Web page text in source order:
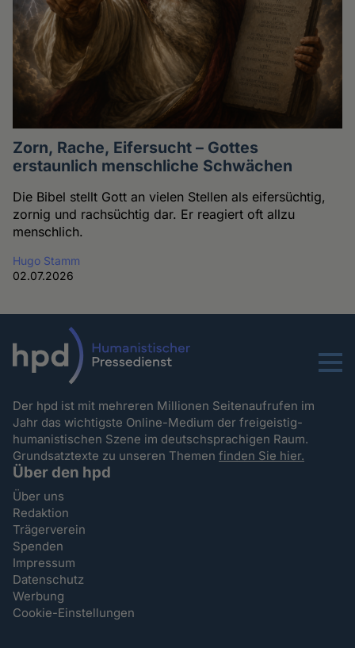
Zorn, Rache, Eifersucht – Gottes
erstaunlich menschliche Schwächen
Die Bibel stellt Gott an vielen Stellen als eifersüchtig,
zornig und rachsüchtig dar. Er reagiert oft allzu
menschlich.
Hugo Stamm
02.07.2026
Menu
Der hpd ist mit mehreren Millionen Seitenaufrufen im
Jahr das wichtigste Online-Medium der freigeistig-
humanistischen Szene im deutschsprachigen Raum.
Grundsatztexte zu unseren Themenfinden Sie hier.
Über den hpd
Über uns
Redaktion
Trägerverein
Spenden
Impressum
Datenschutz
Werbung
Cookie-Einstellungen